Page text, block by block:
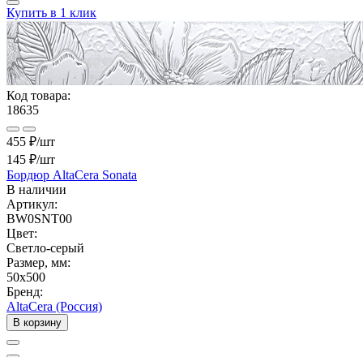
Купить в 1 клик
Код товара:
18635
455 ₽/шт
145 ₽/шт
Бордюр AltaCera Sonata
В наличии
Артикул:
BW0SNT00
Цвет:
Светло-серый
Размер, мм:
50x500
Бренд:
AltaCera (Россия)
В корзину